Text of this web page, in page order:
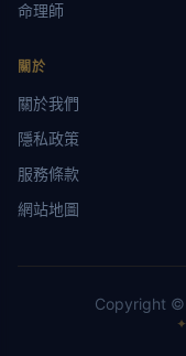
命理師
關於
關於我們
隱私政策
服務條款
網站地圖
Copyright ©
✦